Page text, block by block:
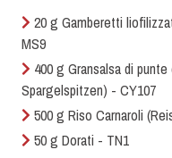
20 g Gamberetti
MS9
400 g Gransalsa di
Spargelspitzen) - CY107
500 g Riso Carnaroli
50 g Dorati - TN1